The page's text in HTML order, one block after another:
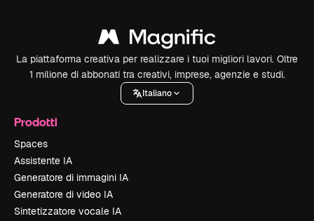
La piattaforma creativa per realizzare i tuoi migliori lavori. Oltre
1 milione di abbonati tra creativi, imprese, agenzie e studi.
Italiano
Prodotti
Spaces
Assistente IA
Generatore di immagini IA
Generatore di video IA
Sintetizzatore vocale IA